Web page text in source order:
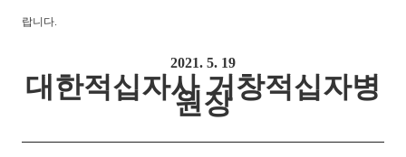
랍니다.
2021. 5. 19
대한적십자사 거창적십자병
원장